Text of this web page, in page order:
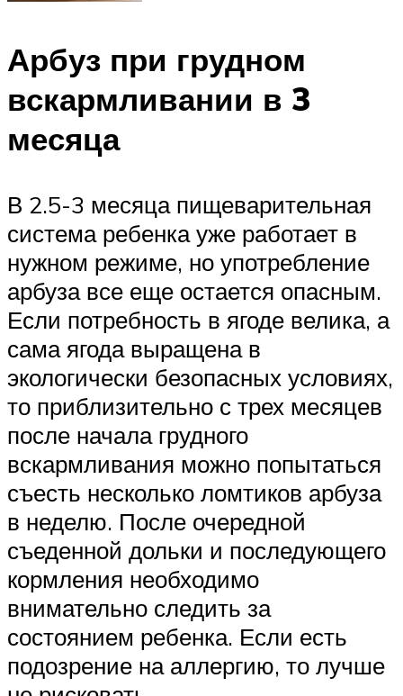
Арбуз при грудном
вскармливании в 3
месяца
В 2.5-3 месяца пищеварительная
система ребенка уже работает в
нужном режиме, но употребление
арбуза все еще остается опасным.
Если потребность в ягоде велика, а
сама ягода выращена в
экологически безопасных условиях,
то приблизительно с трех месяцев
после начала грудного
вскармливания можно попытаться
съесть несколько ломтиков арбуза
в неделю. После очередной
съеденной дольки и последующего
кормления необходимо
внимательно следить за
состоянием ребенка. Если есть
подозрение на аллергию, то лучше